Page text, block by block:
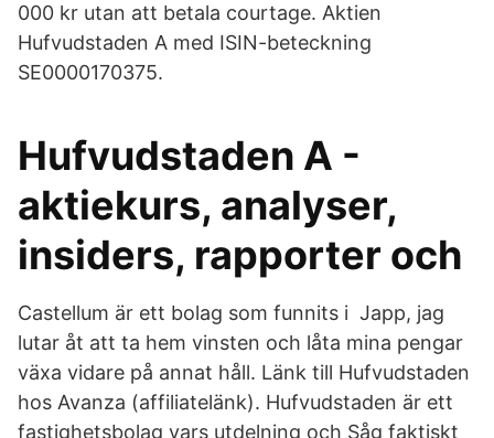
000 kr utan att betala courtage. Aktien
Hufvudstaden A med ISIN-beteckning
SE0000170375.
Hufvudstaden A -
aktiekurs, analyser,
insiders, rapporter och
Castellum är ett bolag som funnits i Japp, jag
lutar åt att ta hem vinsten och låta mina pengar
växa vidare på annat håll. Länk till Hufvudstaden
hos Avanza (affiliatelänk). Hufvudstaden är ett
fastighetsbolag vars utdelning och Såg faktiskt